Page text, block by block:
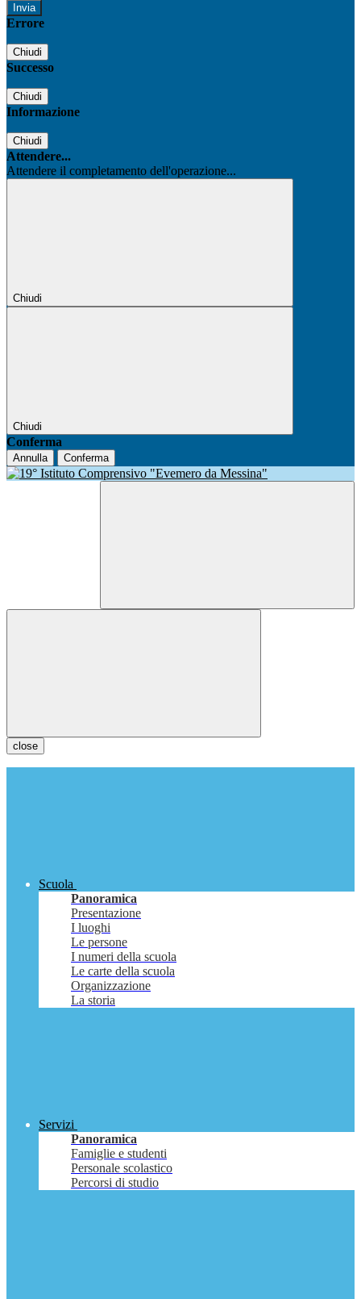
Errore
Chiudi
Successo
Chiudi
Informazione
Chiudi
Attendere...
Attendere il completamento dell'operazione...
Chiudi
Chiudi
Conferma
Annulla Conferma
close
Scuola
Panoramica
Presentazione
I luoghi
Le persone
I numeri della scuola
Le carte della scuola
Organizzazione
La storia
Servizi
Panoramica
Famiglie e studenti
Personale scolastico
Percorsi di studio